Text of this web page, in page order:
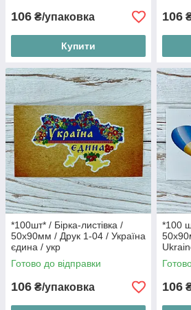
106 ₴/упаковка
Купити
106
*100шт* / Бірка-листівка /
50х90мм / Друк 1-04 / Україна
єдина / укр
Готово до відправки
106 ₴/упаковка
*100
106